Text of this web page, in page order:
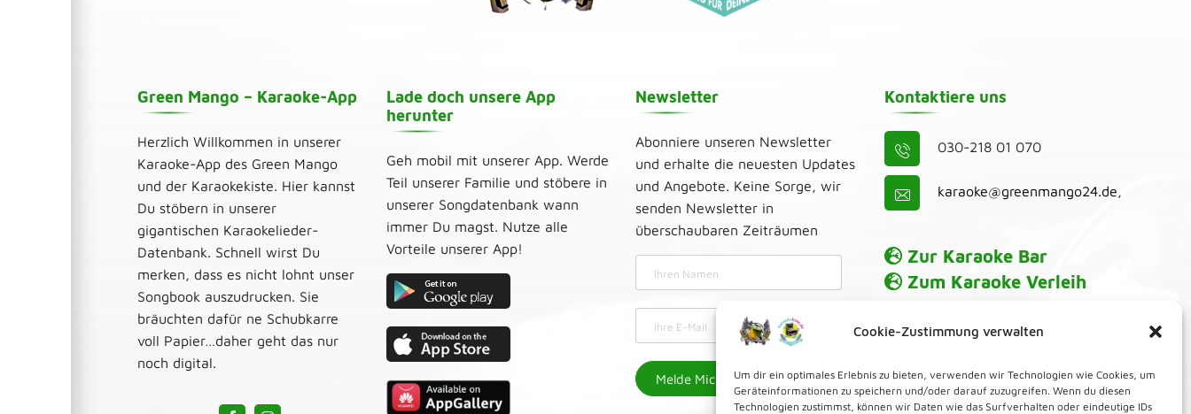
Cookie-Zustimmung verwalten
Um dir ein optimales Erlebnis zu bieten, verwenden wir Technologien wie Cookies, um
Geräteinformationen zu speichern und/oder darauf zuzugreifen. Wenn du diesen
Technologien zustimmst, können wir Daten wie das Surfverhalten oder eindeutige IDs
Green Mango – Karaoke-App
Herzlich Willkommen in unserer
Karaoke-App des Green Mango
und der Karaokekiste. Hier kannst
Du stöbern in unserer
gigantischen Karaokelieder-
Datenbank. Schnell wirst Du
merken, dass es nicht lohnt unser
Songbook auszudrucken. Sie
bräuchten dafür ne Schubkarre
voll Papier…daher geht das nur
noch digital.
Lade doch unsere App
herunter
Geh mobil mit unserer App. Werde
Teil unserer Familie und stöbere in
unserer Songdatenbank wann
immer Du magst. Nutze alle
Vorteile unserer App!
Newsletter
Abonniere unseren Newsletter
und erhalte die neuesten Updates
und Angebote. Keine Sorge, wir
senden Newsletter in
überschaubaren Zeiträumen
Kontaktiere uns
030-218 01 070
karaoke@greenmango24.de,
Zur Karaoke Bar
Zum Karaoke Verleih